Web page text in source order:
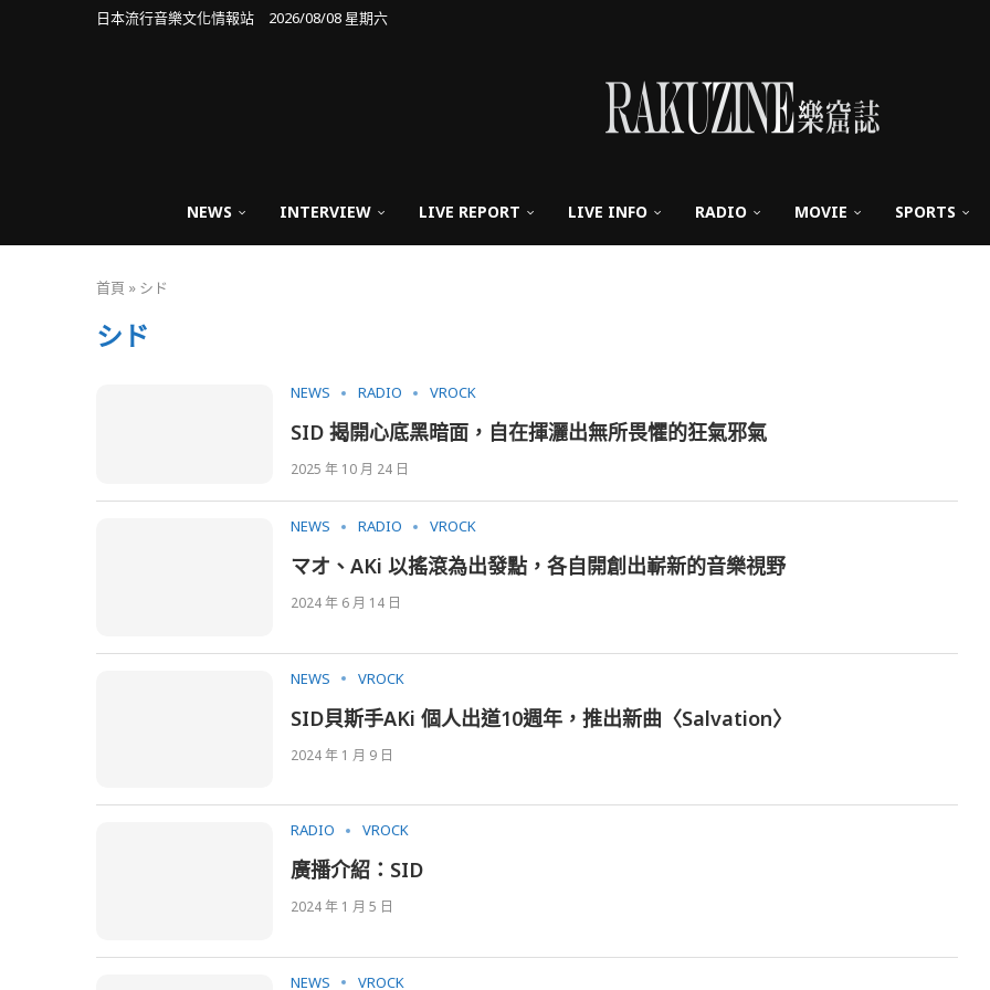
日本流行音樂文化情報站 2026/08/08 星期六
NEWS INTERVIEW LIVE REPORT LIVE INFO RADIO MOVIE SPORTS
首頁 » シド
シド
NEWS RADIO VROCK
SID 揭開心底黑暗面，自在揮灑出無所畏懼的狂氣邪氣
2025 年 10 月 24 日
NEWS RADIO VROCK
マオ、AKi 以搖滾為出發點，各自開創出嶄新的音樂視野
2024 年 6 月 14 日
NEWS VROCK
SID貝斯手AKi 個人出道10週年，推出新曲〈Salvation〉
2024 年 1 月 9 日
RADIO VROCK
廣播介紹：SID
2024 年 1 月 5 日
NEWS VROCK